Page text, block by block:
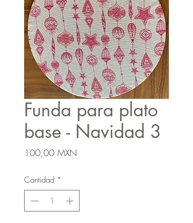
Funda para plato
base - Navidad 3
100,00 MXN
Cantidad *